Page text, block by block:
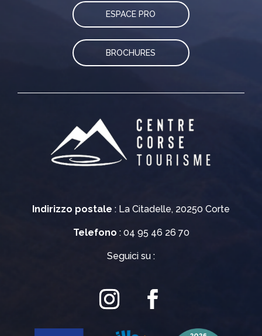
Indirizzo postale : La Citadelle, 20250 Corte
Telefono : 04 95 46 26 70
Seguici su :
ESPACE PRO
BROCHURES